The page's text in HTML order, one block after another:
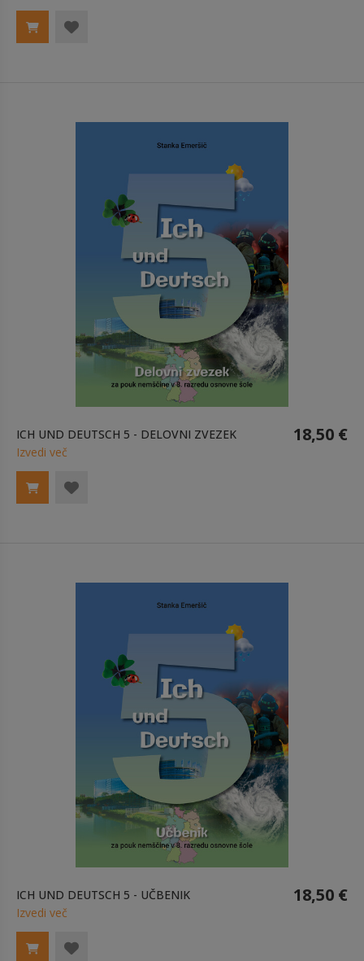
ICH UND DEUTSCH 5 - DELOVNI ZVEZEK 18,50 €
Izvedi več
ICH UND DEUTSCH 5 - UČBENIK 18,50 €
Izvedi več